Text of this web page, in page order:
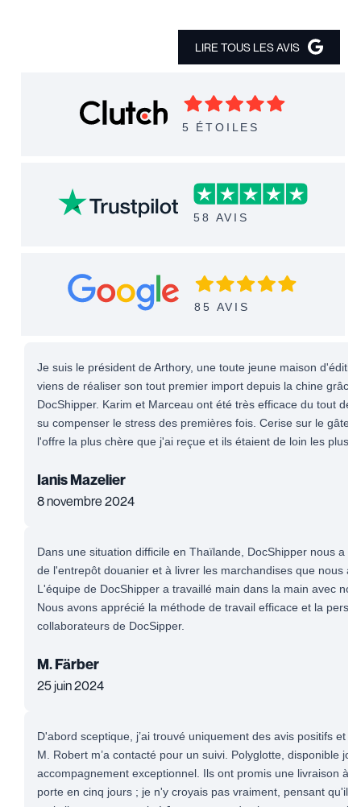
LIRE TOUS LES AVIS
5 ÉTOILES
58 AVIS
85 AVIS
Je suis le président de Arthory, une toute jeune maison
viens de réaliser son tout premier import depuis la chine grâce
DocShipper. Karim et Marceau ont été très efficace du tout
su compenser le stress des premières fois. Cerise sur le
l'offre la plus chère que j'ai reçue et ils étaient de loin les plus
Ianis Mazelier
8 novembre 2024
Dans une situation difficile en Thaïlande, DocShipper nous a
de l'entrepôt douanier et à livrer les marchandises que nous
L'équipe de DocShipper a travaillé main dans la main avec
Nous avons apprécié la méthode de travail efficace et la
collaborateurs de DocSipper.
M. Färber
25 juin 2024
D'abord sceptique, j’ai trouvé uniquement des avis positifs et
M. Robert m’a contacté pour un suivi. Polyglotte, disponible
accompagnement exceptionnel. Ils ont promis une livraison à
porte en cinq jours ; je n'y croyais pas vraiment, pensant qu'il